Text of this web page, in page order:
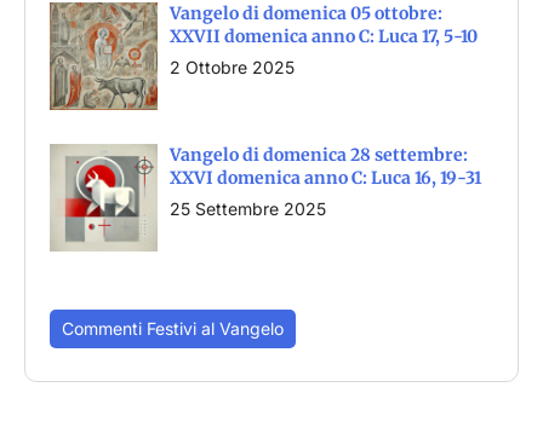
Vangelo di domenica 05 ottobre:
XXVII domenica anno C: Luca 17, 5-10
2 Ottobre 2025
Vangelo di domenica 28 settembre:
XXVI domenica anno C: Luca 16, 19-31
25 Settembre 2025
Commenti Festivi al Vangelo